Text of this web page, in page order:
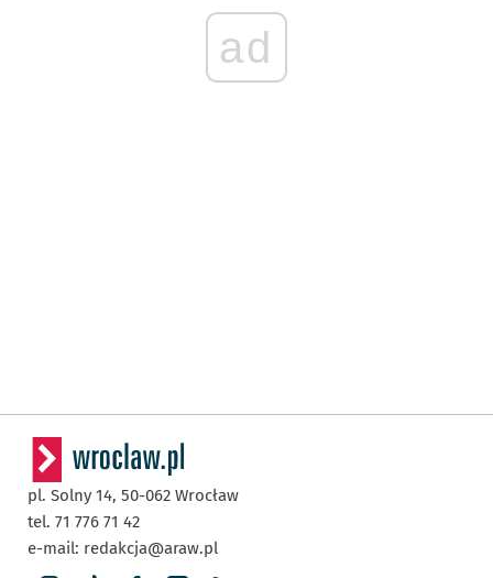
ad
pl. Solny 14, 50-062 Wrocław
tel. 71 776 71 42
e-mail: redakcja@araw.pl